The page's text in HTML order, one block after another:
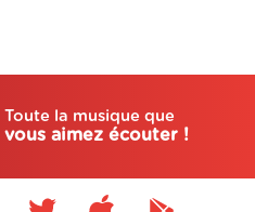
Toute la musique que
vous aimez écouter !